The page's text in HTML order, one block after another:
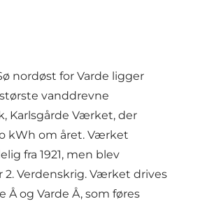
nordøst for Varde ligger
vanddrevne
Karlsgårde Værket, der
kWh om året. Værket
fra 1921, men blev
Verdenskrig. Værket drives
Å og Varde Å, som føres